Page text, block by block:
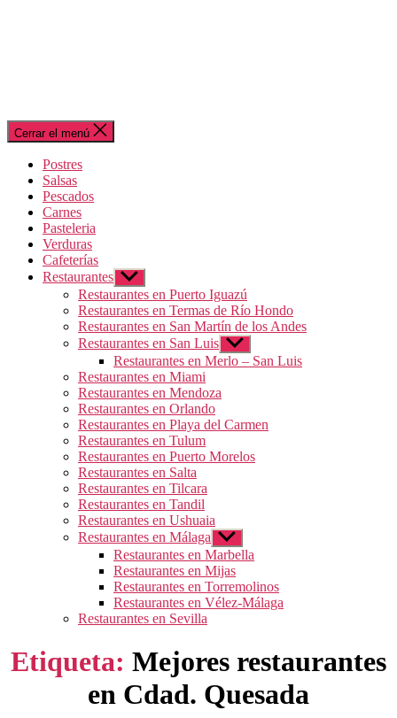
Cerrar el menú
Postres
Salsas
Pescados
Carnes
Pasteleria
Verduras
Cafeterías
Restaurantes Mostrar
el
submenú
Restaurantes en Puerto Iguazú
Restaurantes en Termas de Río Hondo
Restaurantes en San Martín de los Andes
Restaurantes en San Luis Mostrar
el
submenú
Restaurantes en Merlo – San Luis
Restaurantes en Miami
Restaurantes en Mendoza
Restaurantes en Orlando
Restaurantes en Playa del Carmen
Restaurantes en Tulum
Restaurantes en Puerto Morelos
Restaurantes en Salta
Restaurantes en Tilcara
Restaurantes en Tandil
Restaurantes en Ushuaia
Restaurantes en Málaga Mostrar
el
submenú
Restaurantes en Marbella
Restaurantes en Mijas
Restaurantes en Torremolinos
Restaurantes en Vélez-Málaga
Restaurantes en Sevilla
Etiqueta: Mejores restaurantes
en Cdad. Quesada